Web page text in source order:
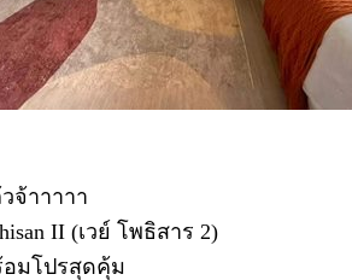
จ้าาาาา
II (เวย์ โพธิสาร 2)
อมโปรสุดคุ้ม